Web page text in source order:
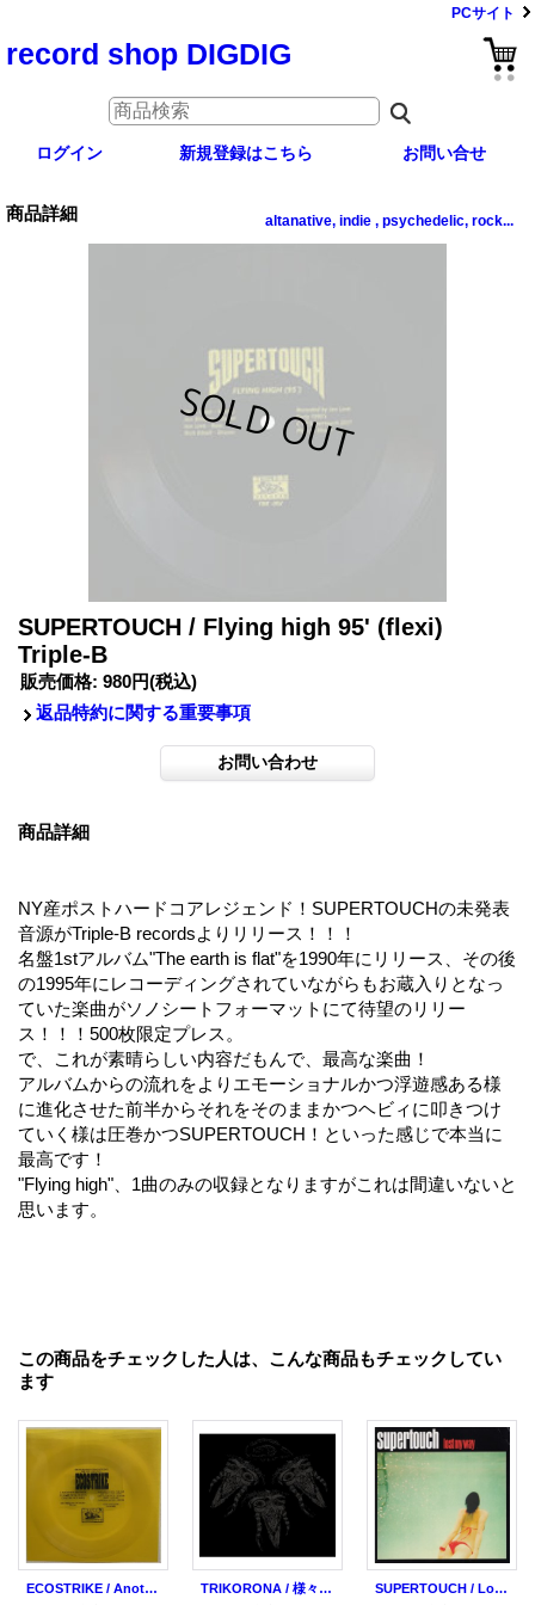
PCサイト
record shop DIGDIG
ログイン 新規登録はこちら お問い合せ
商品詳細 altanative, indie , psychedelic, rock...
SUPERTOUCH / Flying high 95' (flexi)
Triple-B
販売価格: 980円(税込)
返品特約に関する重要事項
商品詳細
NY産ポストハードコアレジェンド！SUPERTOUCHの未発表
音源がTriple-B recordsよりリリース！！！
名盤1stアルバム"The earth is flat"を1990年にリリース、その後
の1995年にレコーディングされていながらもお蔵入りとなっ
ていた楽曲がソノシートフォーマットにて待望のリリー
ス！！！500枚限定プレス。
で、これが素晴らしい内容だもんで、最高な楽曲！
アルバムからの流れをよりエモーショナルかつ浮遊感ある様
に進化させた前半からそれをそのままかつヘビィに叩きつけ
ていく様は圧巻かつSUPERTOUCH！といった感じで本当に
最高です！
"Flying high"、1曲のみの収録となりますがこれは間違いないと
思います。
この商品をチェックした人は、こんな商品もチェックしてい
ます
ECOSTRIKE / Another promise (flexi) Triple-B
TRIKORONA / 様々な困惑 (cd + flexi) Hello from the gutter
SUPERTOUCH / Lost my way (7ep) Reaper